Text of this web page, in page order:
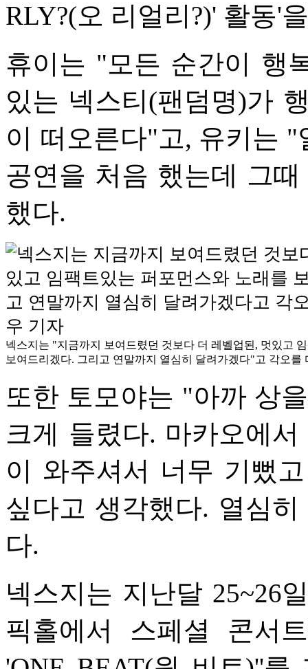
RLY?(오 리얼리?)' 활동'
휴이는 "모든 순간이 행
있는 넥스티(팬덤명)가
이 떠오른다"고, 유키는
공연을 처음 했는데 그
했다.
넥스지는 "지금까지 보여드렸던 것보다 더 레벨업된, 멋있고
보여드리겠다. 그리고 연말까지 열심히 달려가겠다"고 각오를
또한 토모야는 "아까 상
크게 들렸다. 마카오에
이 와주셔서 너무 기뻤
싶다고 생각했다. 열심
다.
넥스지는 지난달 25~26
픽홀에서 스페셜 콘서